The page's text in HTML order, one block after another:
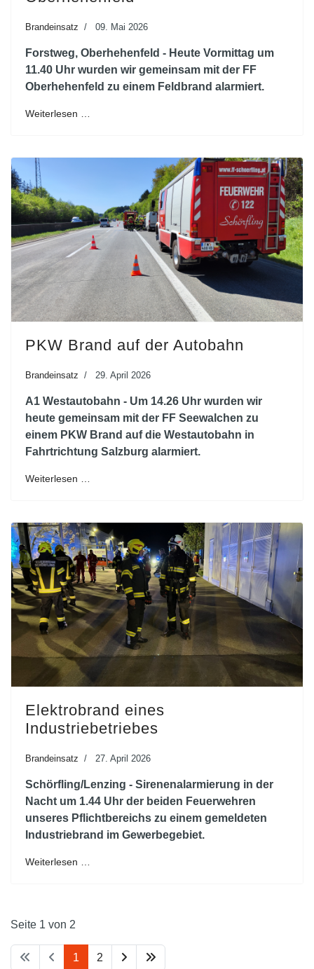
Brandeinsatz 09. Mai 2026
Forstweg, Oberhehenfeld - Heute Vormittag um
11.40 Uhr wurden wir gemeinsam mit der FF
Oberhehenfeld zu einem Feldbrand alarmiert.
Weiterlesen …
PKW Brand auf der Autobahn
Brandeinsatz 29. April 2026
A1 Westautobahn - Um 14.26 Uhr wurden wir
heute gemeinsam mit der FF Seewalchen zu
einem PKW Brand auf die Westautobahn in
Fahrtrichtung Salzburg alarmiert.
Weiterlesen …
Elektrobrand eines
Industriebetriebes
Brandeinsatz 27. April 2026
Schörfling/Lenzing - Sirenenalarmierung in der
Nacht um 1.44 Uhr der beiden Feuerwehren
unseres Pflichtbereichs zu einem gemeldeten
Industriebrand im Gewerbegebiet.
Weiterlesen …
Seite 1 von 2
1 2